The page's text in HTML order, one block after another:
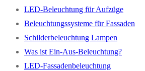
LED-Beleuchtung für Aufzüge
Beleuchtungssysteme für Fassaden
Schilderbeleuchtung Lampen
Was ist Ein-Aus-Beleuchtung?
LED-Fassadenbeleuchtung